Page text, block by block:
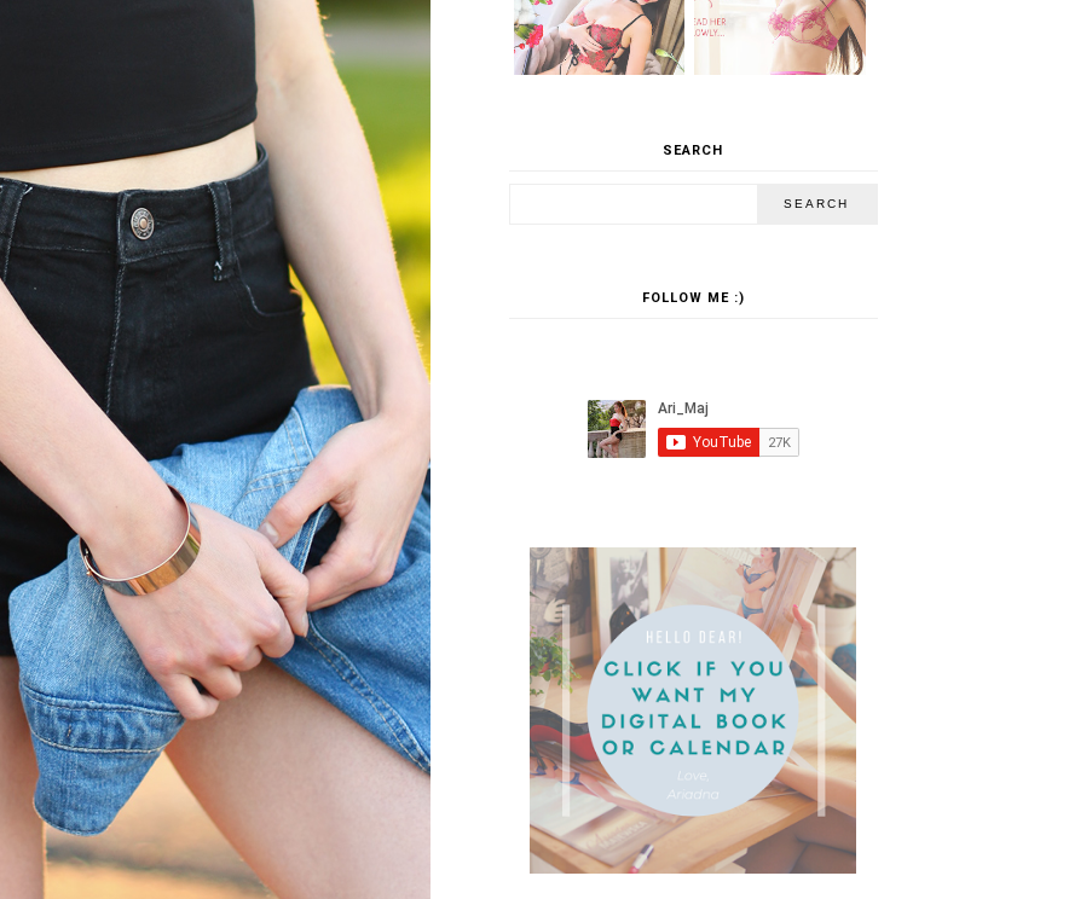
SEARCH
FOLLOW ME :)